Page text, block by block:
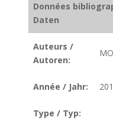
Données
Daten
Auteurs /
Autoren:
Année / Jahr:
Type / Typ: